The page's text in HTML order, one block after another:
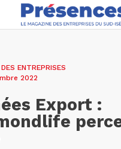
ENTREPRISES
2022
Export :